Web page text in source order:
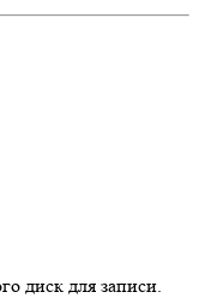
диск для записи.